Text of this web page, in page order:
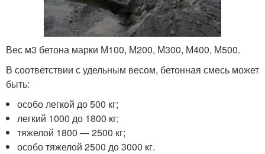
Вес м3 бетона марки М100, М200, М300, М400, М500.
В соответствии с удельным весом, бетонная смесь может
быть:
особо легкой до 500 кг;
легкий 1000 до 1800 кг;
тяжелой 1800 — 2500 кг;
особо тяжелой 2500 до 3000 кг.